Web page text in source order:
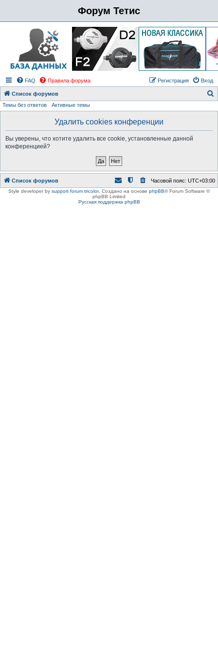
Форум Тетис
FAQ Правила форума Вход
Регистрация
Список форумов
Темы без ответов Активные темы
Удалить cookies конференции
Вы уверены, что хотите удалить все cookie, установленные данной
конференцией?
Список форумов Часовой пояс: UTC+03:00
Style developer by support forum tricolor, Создано на основе phpBB® Forum Software ©
phpBB Limited
Русская поддержка phpBB